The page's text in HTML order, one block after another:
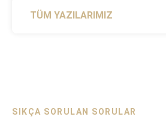
TÜM YAZILARIMIZ
SIKÇA SORULAN SORULAR